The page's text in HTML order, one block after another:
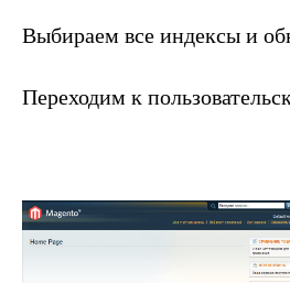
Выбираем все индексы и
Переходим к